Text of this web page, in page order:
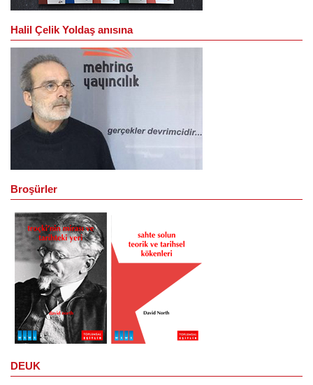
Halil Çelik Yoldaş anısına
Broşürler
DEUK